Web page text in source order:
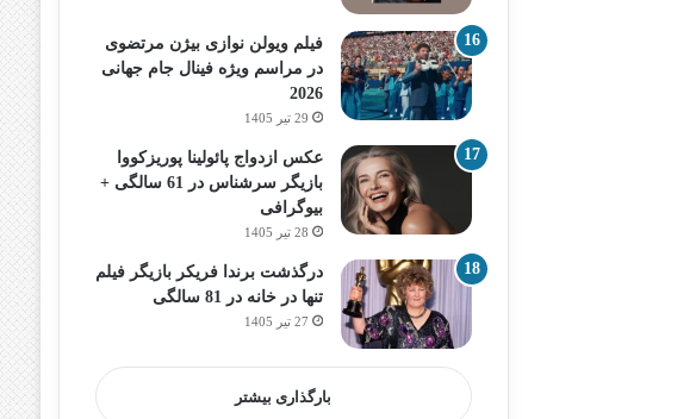
فیلم ویولن نوازی بیژن مرتضوی
در مراسم ویژه فینال جام جهانی
2026
29 تیر 1405
عکس ازدواج پائولینا پوریزکووا
بازیگر سرشناس در 61 سالگی +
بیوگرافی
28 تیر 1405
درگذشت برندا فریکر بازیگر فیلم
تنها در خانه در 81 سالگی
27 تیر 1405
بارگذاری بیشتر